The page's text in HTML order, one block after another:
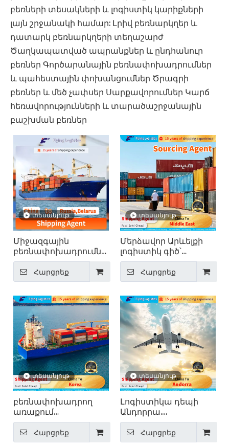
բեռների տեսակների և լոգիստիկ կարիքների
լայն շրջանակի համար: Լրիվ բեռնարկղեր և
դատարկ բեռնարկղերի տեղաշարժ
Ծաղկապատված ապրանքներ և ընդհանուր
բեռներ Գործարանային բեռնափոխադրումներ
և պահեստային փոխանցումներ Ծրագրի
բեռներ և մեծ չափսեր Սարքավորումներ Կարճ
հեռավորությունների և տարածաշրջանային
բաշխման բեռներ
տեսանյութ
Միջազգային
բեռնափոխադրումներ՝
ընդհանուր բեռների
առաքում
Ռուսաստան
Հարցրեք
տեսանյութ
Մերձավոր Արևելքի
լոգիստիկ գիծ՝
հարկերի
մաքսազերծմամբ
Հարցրեք
տեսանյութ
բեռնափոխադրող
առաքում
Չինաստանից Կորեա
սննդի փոխադրման
համար
Հարցրեք
տեսանյութ
Լոգիստիկա դեպի
Անդորրա.
առաջատար
միջազգային
բեռնափոխադրող
Հարցրեք